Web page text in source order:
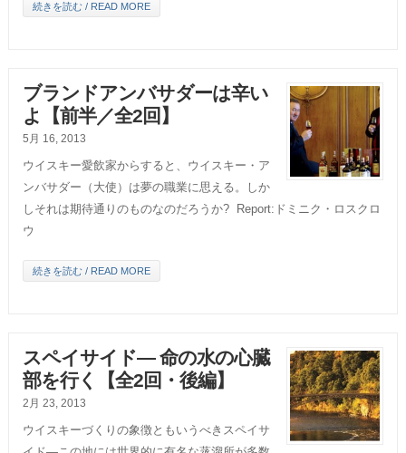
続きを読む / READ MORE
ブランドアンバサダーは辛い
よ【前半／全2回】
5月 16, 2013
ウイスキー愛飲家からすると、ウイスキー・ア
ンバサダー（大使）は夢の職業に思える。しか
しそれは期待通りのものなのだろうか? Report:ドミニク・ロスクロ
ウ
続きを読む / READ MORE
スペイサイド― 命の水の心臓
部を行く【全2回・後編】
2月 23, 2013
ウイスキーづくりの象徴ともいうべきスペイサ